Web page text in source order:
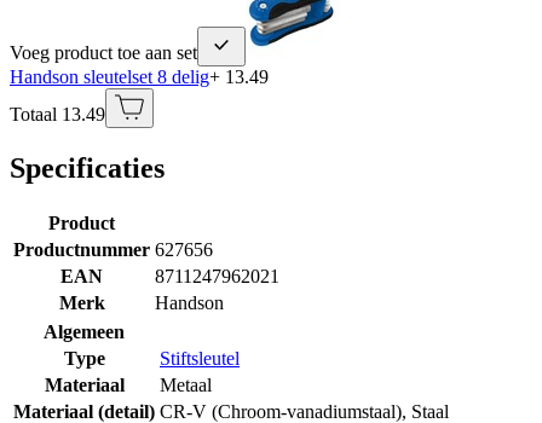
Voeg product toe aan set
Handson sleutelset 8 delig+ 13.49
Totaal 13.49
Specificaties
Product
Productnummer 627656
EAN
8711247962021
Merk
Handson
Algemeen
Type
Stiftsleutel
Materiaal
Metaal
Materiaal (detail) CR-V (Chroom-vanadiumstaal), Staal